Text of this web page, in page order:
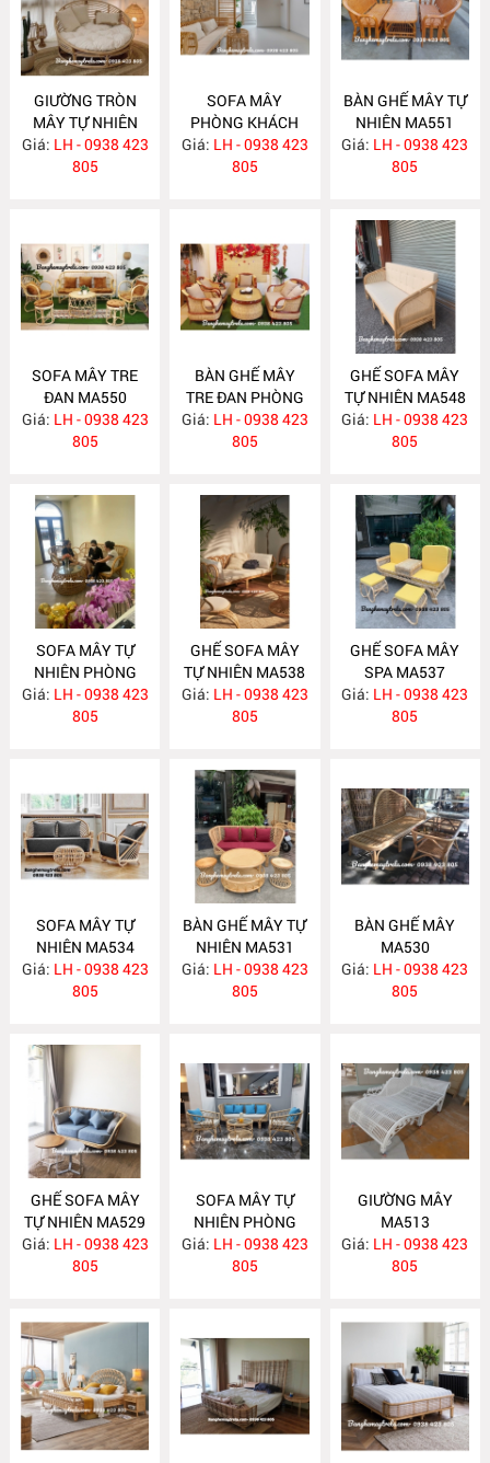
GIƯỜNG TRÒN
MÂY TỰ NHIÊN
MA563
Giá: LH - 0938 423
805
SOFA MÂY
PHÒNG KHÁCH
MA557
Giá: LH - 0938 423
805
BÀN GHẾ MÂY TỰ
NHIÊN MA551
Giá: LH - 0938 423
805
SOFA MÂY TRE
ĐAN MA550
Giá: LH - 0938 423
805
BÀN GHẾ MÂY
TRE ĐAN PHÒNG
KHÁCH MA549
Giá: LH - 0938 423
805
GHẾ SOFA MÂY
TỰ NHIÊN MA548
Giá: LH - 0938 423
805
SOFA MÂY TỰ
NHIÊN PHÒNG
KHÁCH MA547
Giá: LH - 0938 423
805
GHẾ SOFA MÂY
TỰ NHIÊN MA538
Giá: LH - 0938 423
805
GHẾ SOFA MÂY
SPA MA537
Giá: LH - 0938 423
805
SOFA MÂY TỰ
NHIÊN MA534
Giá: LH - 0938 423
805
BÀN GHẾ MÂY TỰ
NHIÊN MA531
Giá: LH - 0938 423
805
BÀN GHẾ MÂY
MA530
Giá: LH - 0938 423
805
GHẾ SOFA MÂY
TỰ NHIÊN MA529
Giá: LH - 0938 423
805
SOFA MÂY TỰ
NHIÊN PHÒNG
KHÁCH KIỂU HIỆN
ĐẠI MA523
Giá: LH - 0938 423
805
GIƯỜNG MÂY
MA513
Giá: LH - 0938 423
805